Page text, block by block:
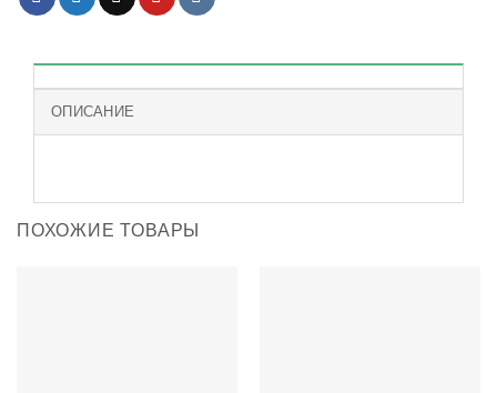
ОПИСАНИЕ
ПОХОЖИЕ ТОВАРЫ